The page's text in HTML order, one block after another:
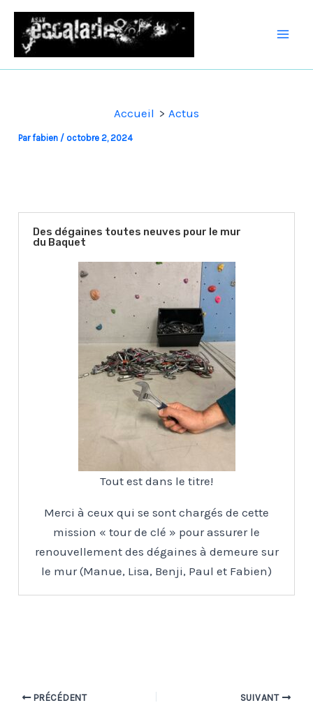
Aller
contenu
Accueil Actus
Parfabien / octobre 2, 2024
Des dégaines toutes neuves pour le mur
du Baquet
Tout est dans le titre!
Merci à ceux qui se sont chargés de cette
mission « tour de clé » pour assurer le
renouvellement des dégaines à demeure sur
le mur (Manue, Lisa, Benji, Paul et Fabien)
Navigation
PRÉCÉDENT SUIVANT